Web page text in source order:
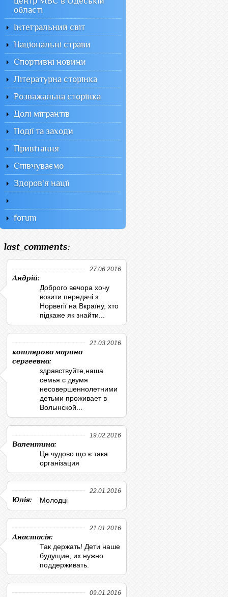
області
Інтегральний світ
Національні страви
Спортивні новини
Літературна сторінка
Розважальна сторінка
Долі мігрантів
Події та заходи
Привітання
Співчуваємо
Здоров'я нації
forum
last_comments:
27.06.2016
Андрій:
Доброго вечора хочу
возити передачі з
Норвегії на Вкраїну, хто
підкаже як знайти...
21.03.2016
котлярова марина
сергеевна:
здравствуйте,наша
семья с двумя
несовершеннолетними
детьми проживает в
Волынской...
19.02.2016
Валентина:
Це чудово що є така
організация
22.01.2016
Юлія: Молодці
21.01.2016
Анастасія:
Так держать! Дети наше
будущие, их нужно
поддерживать.
09.01.2016